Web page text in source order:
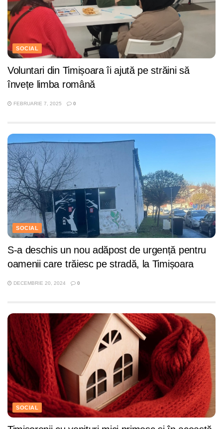
SOCIAL
Voluntari din Timișoara îi ajută pe străini să
învețe limba română
FEBRUARIE 7, 2025 0
SOCIAL
S-a deschis un nou adăpost de urgență pentru
oamenii care trăiesc pe stradă, la Timișoara
DECEMBRIE 20, 2024 0
SOCIAL